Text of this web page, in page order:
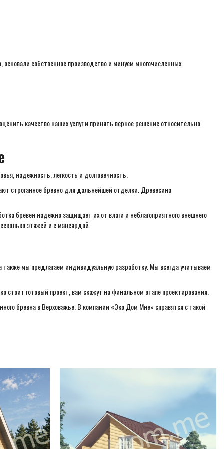
собственное производство и минуем многочисленных
качество наших услуг и принять верное решение относительно
надежность, легкость и долговечность.
строганное бревно для дальнейшей отделки. Древесина
бревен надежно защищает их от влаги и неблагоприятного внешнего
этажей и с мансардой.
мы предлагаем индивидуальную разработку. Мы всегда учитываем
готовый проект, вам скажут на финальном этапе проектирования.
бревна в Верховажье. В компании «Эко Дом Мне» справятся с такой